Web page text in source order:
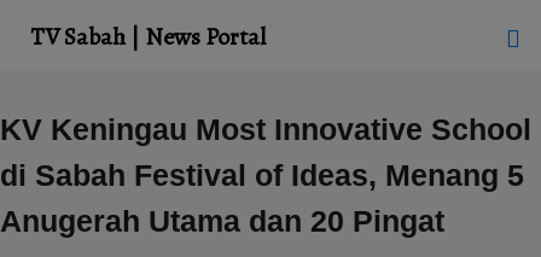
Skip
content
KV Keningau Most Innovative School
di Sabah Festival of Ideas, Menang 5
Anugerah Utama dan 20 Pingat
TV Sabah | News Portal